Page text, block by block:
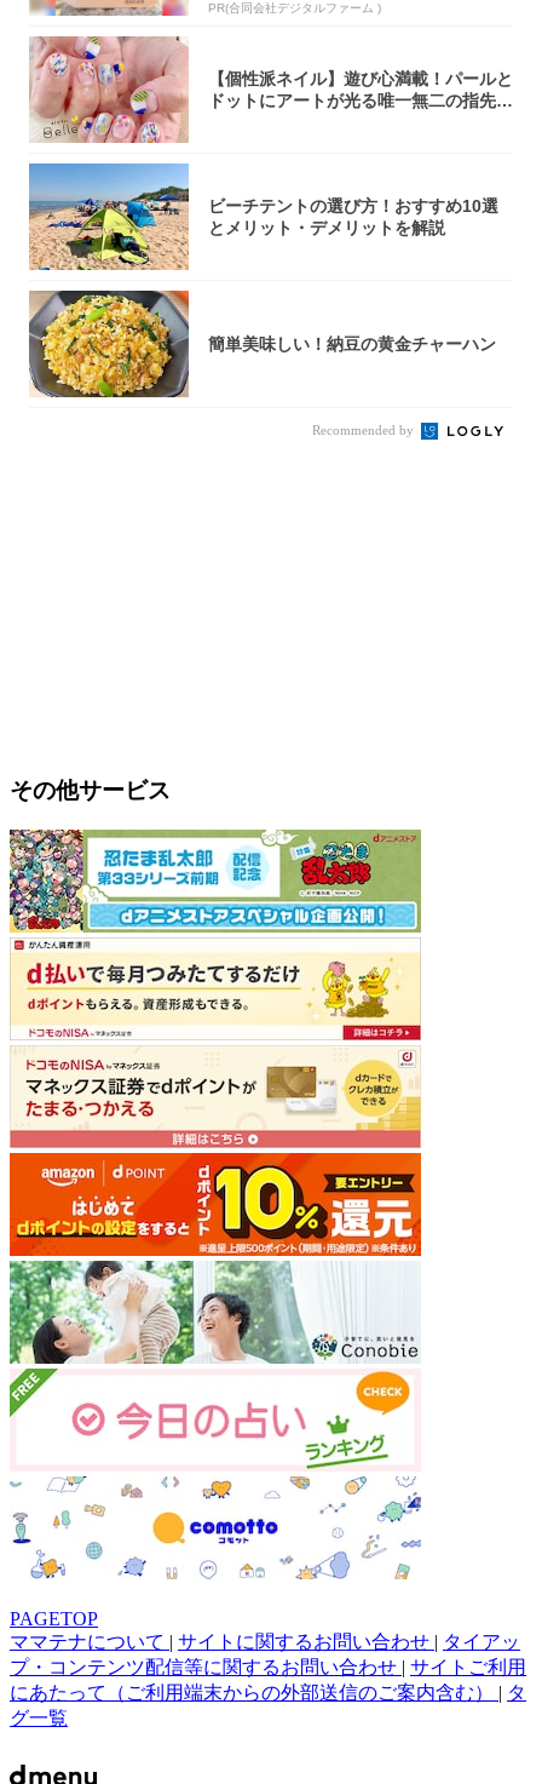
PR(合同会社デジタルファーム )
【個性派ネイル】遊び心満載！パールと
ドットにアートが光る唯一無二の指先が
ビーチテントの選び方！おすすめ10選
とメリット・デメリットを解説
簡単美味しい！納豆の黄金チャーハン
Recommended by
その他サービス
PAGETOP
ママテナについて | サイトに関するお問い合わせ | タイアッ
プ・コンテンツ配信等に関するお問い合わせ | サイトご利用
にあたって（ご利用端末からの外部送信のご案内含む） | タ
グ一覧